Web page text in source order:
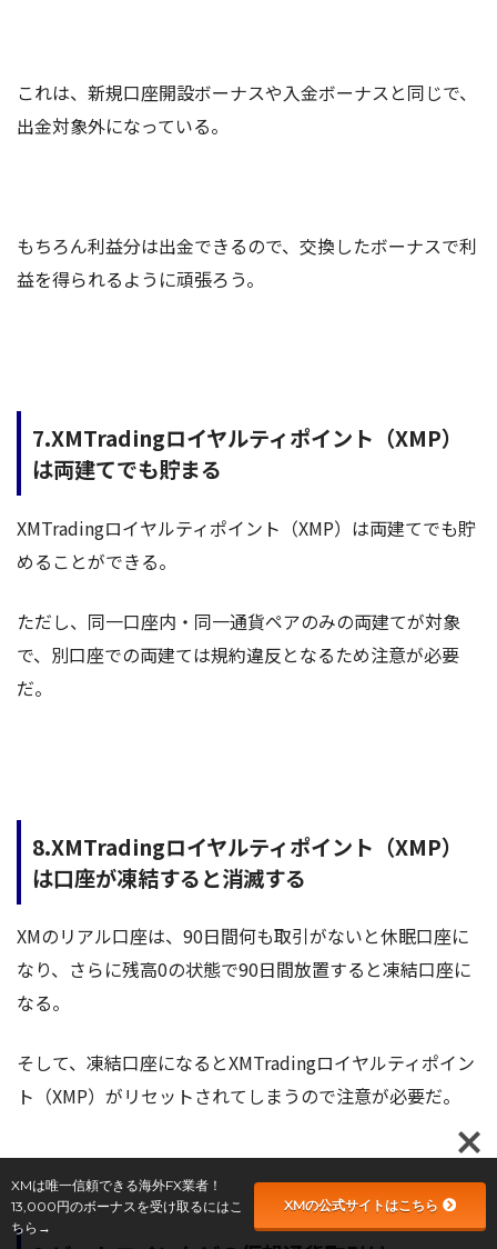
これは、新規口座開設ボーナスや入金ボーナスと同じで、
出金対象外になっている。
もちろん利益分は出金できるので、交換したボーナスで利
益を得られるように頑張ろう。
7.XMTradingロイヤルティポイント（XMP）
は両建てでも貯まる
XMTradingロイヤルティポイント（XMP）は両建てでも貯
めることができる。
ただし、同一口座内・同一通貨ペアのみの両建てが対象
で、別口座での両建ては規約違反となるため注意が必要
だ。
8.XMTradingロイヤルティポイント（XMP）
は口座が凍結すると消滅する
XMのリアル口座は、90日間何も取引がないと休眠口座に
なり、さらに残高0の状態で90日間放置すると凍結口座に
なる。
そして、凍結口座になるとXMTradingロイヤルティポイン
ト（XMP）がリセットされてしまうので注意が必要だ。
XMは唯一信頼できる海外FX業者！
13,000円のボーナスを受け取るにはこ
ちら→
XMの公式サイトはこちら